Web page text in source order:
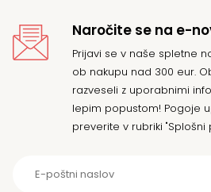
Naročite se na e-
Prijavi se v naše spletne
ob nakupu nad 300 eur.
razveseli z uporabnimi
lepim popustom! Pogoje
preverite v rubriki